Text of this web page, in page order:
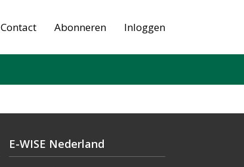
Contact Abonneren Inloggen
E-WISE Nederland